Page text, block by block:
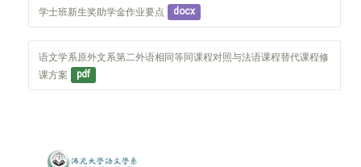
学士班新生奖助学金作业要点 docx
语文学系原外文系第二外语相同等同课程对照与法语课程替代课程修
课方案
pdf